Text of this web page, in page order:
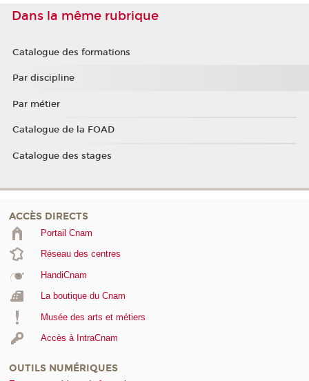
Dans la même rubrique
Catalogue des formations
Par discipline
Par métier
Catalogue de la FOAD
Catalogue des stages
ACCÈS DIRECTS
Portail Cnam
Réseau des centres
HandiCnam
La boutique du Cnam
Musée des arts et métiers
Accès à IntraCnam
OUTILS NUMÉRIQUES